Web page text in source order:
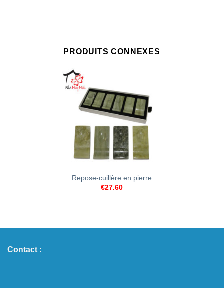
PRODUITS CONNEXES
Repose-cuillère en pierre
€27.60
Contact :